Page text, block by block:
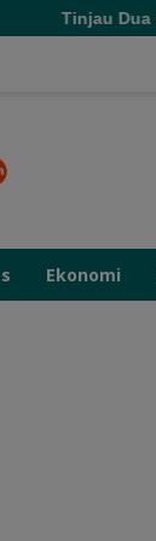
Sakit di
Ekonomi